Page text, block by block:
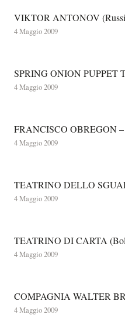
VIKTOR ANTONOV
4 Maggio 2009
SPRING ONION PUPPET
4 Maggio 2009
FRANCISCO OBREGON
4 Maggio 2009
TEATRINO DELLO
4 Maggio 2009
TEATRINO DI CARTA
4 Maggio 2009
COMPAGNIA WALTER
4 Maggio 2009